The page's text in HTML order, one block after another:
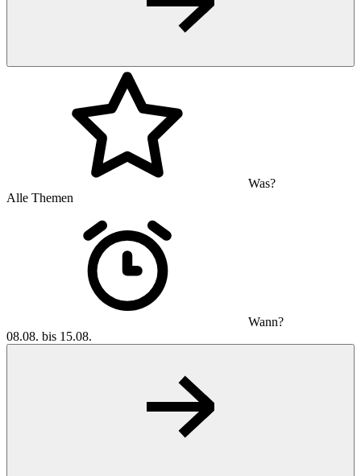
Was?
Alle Themen
Wann?
08.08. bis 15.08.